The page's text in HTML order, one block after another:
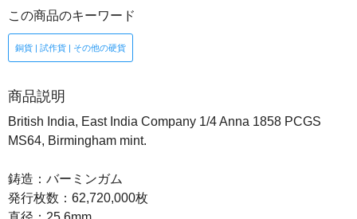
この商品のキーワード
銅貨 | 試作貨 | その他の硬貨
商品説明
British India, East India Company 1/4 Anna 1858 PCGS
MS64, Birmingham mint.
鋳造：バーミンガム
発行枚数：62,720,000枚